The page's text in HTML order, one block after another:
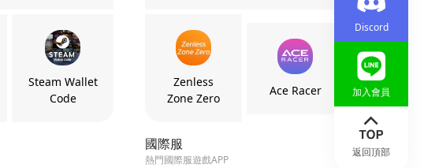
Steam Wallet
Code
Zenless
Zone Zero
Ace Racer
國際服
熱門國際服遊戲APP
Discord
加入會員
返回頂部